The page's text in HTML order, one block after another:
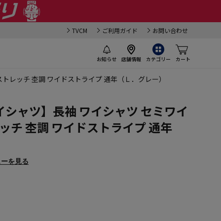
TVCM ご利用ガイド お問い合わせ
お知らせ 店舗情報 カテゴリー カート
レッチ 杢調 ワイドストライプ 通年（Ｌ．グレー）
ャツ】長袖 ワイシャツ セミワイ
チ 杢調 ワイドストライプ 通年
を見る